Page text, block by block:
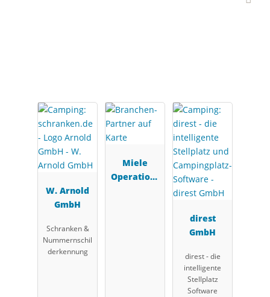
W. Arnold
GmbH
Schranken &
Nummernschil
derkennung
Miele
Operations
direst
GmbH
direst - die
intelligente
Stellplatz
Software